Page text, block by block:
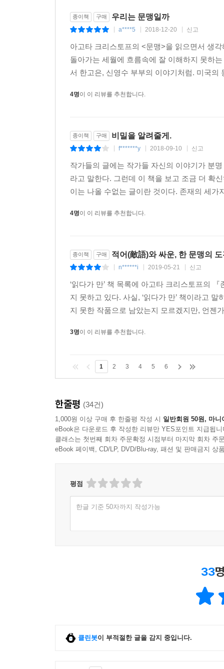
종이책 구매 우리는 문맹일까
a****5 2018-12-20 신고
아고타 크리스토프의 <문맹>을 읽으면서 생
돌아가는 세월에 흐름속에 잘 이해하지 못하
서 한고은, 신영수 부부의 이야기처럼. 미국
4명이 이 리뷰를 추천합니다.
종이책 구매 비밀을 알려줄게.
f*******y 2018-09-10 신고
작가들의 글에는 작가들 자신의 이야기가 분
라고 말한다. 그런데 이 책을 보고 조금 더 확
이는 나올 수없는 글이란 것이다. 존재의 세
4명이 이 리뷰를 추천합니다.
종이책 구매 적어(敵語)와 싸운, 한 문맹의
n******i 2019-05-21 신고
‘읽다가 만’ 책 목록에 아고타 크리스토프의
지 못하고 있다. 사실, ‘읽다가 만’ 책이라고
지 못한 작품으로 남았는지 모르겠지만, 언젠
3명이 이 리뷰를 추천합니다.
1 2 3 4 5 6
한줄평 (34건)
1,000원 이상 구매 후 한줄평 작성 시 일반회원 50원, 마니
eBook은 다운로드 후 작성한 리뷰만 YES포인트 지급됩니
클래스는 첫번째 회차 주문확정 시점부터 마지막 회차 주
eBook 페이백, CD/LP, DVD/Blu-ray, 패션 및 판매금지 상
평점
한글 기준 50자까지 작성가능
33
클린봇이 부적절한 글을 감지 중입니다.